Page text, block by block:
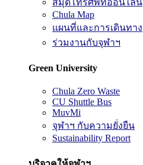
สมุดโทรศัพท์ออนไลน์
Chula Map
แผนที่และการเดินทาง
ร่วมงานกับจุฬาฯ
Green University
Chula Zero Waste
CU Shuttle Bus
MuvMi
จุฬาฯ กับความยั่งยืน
Sustainability Report